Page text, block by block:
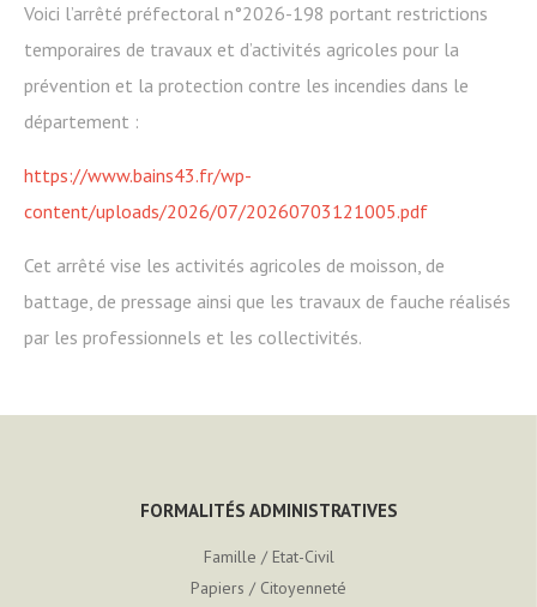
Voici l’arrêté préfectoral n°2026-198 portant restrictions
temporaires de travaux et d’activités agricoles pour la
prévention et la protection contre les incendies dans le
département :
https://www.bains43.fr/wp-
content/uploads/2026/07/20260703121005.pdf
Cet arrêté vise les activités agricoles de moisson, de
battage, de pressage ainsi que les travaux de fauche réalisés
par les professionnels et les collectivités.
FORMALITÉS ADMINISTRATIVES
Famille / Etat-Civil
Papiers / Citoyenneté